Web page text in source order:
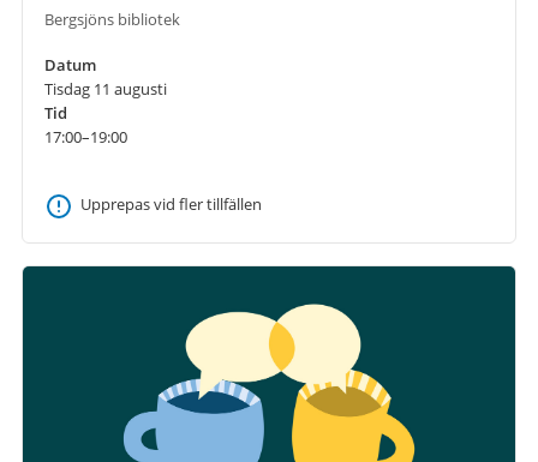
Bergsjöns bibliotek
Datum
Tisdag 11 augusti
Tid
17:00–19:00
Upprepas vid fler tillfällen